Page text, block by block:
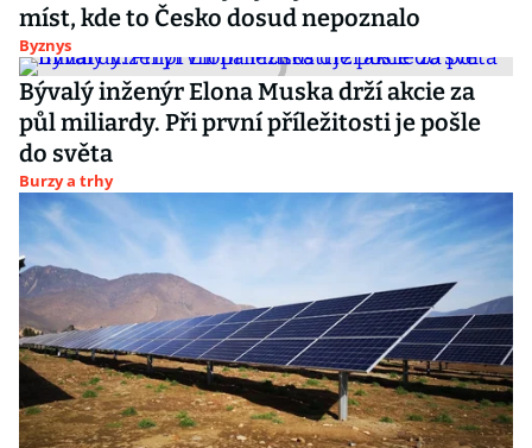
míst, kde to Česko dosud nepoznalo
Byznys
Bývalý inženýr Elona Muska drží akcie za
půl miliardy. Při první příležitosti je pošle
do světa
Burzy a trhy